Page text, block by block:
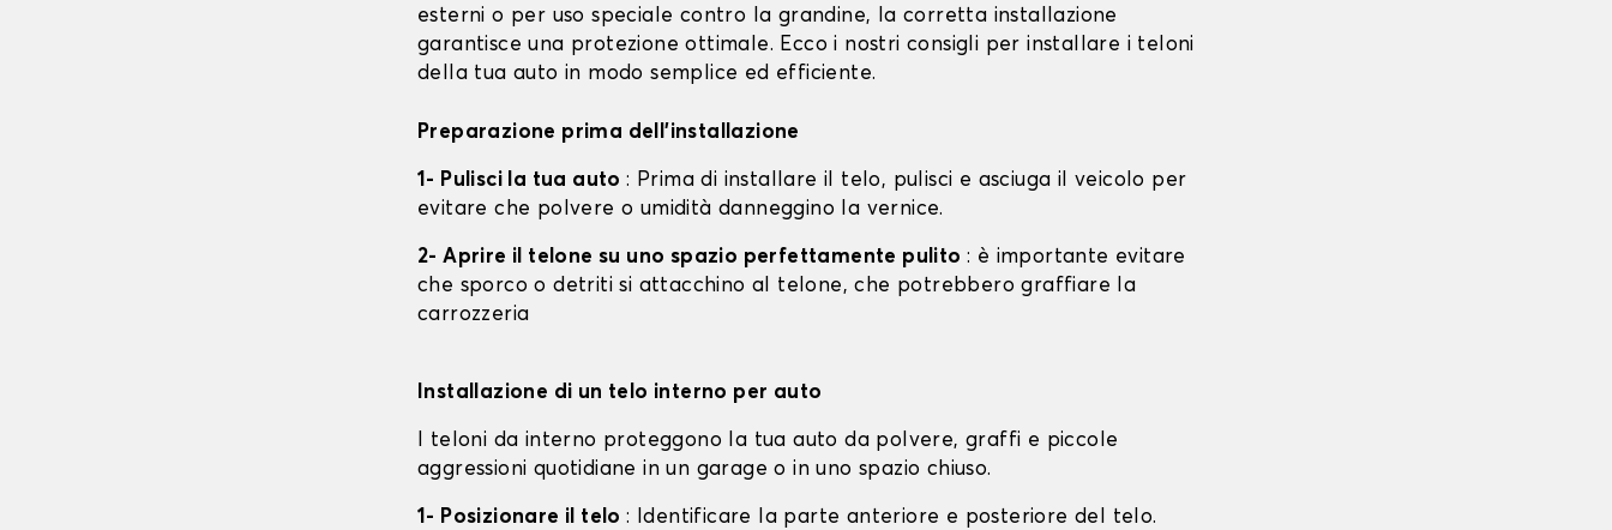
esterni o per uso speciale contro la grandine, la corretta installazione
garantisce una protezione ottimale. Ecco i nostri consigli per installare i teloni
della tua auto in modo semplice ed efficiente.
Preparazione prima dell'installazione
1- Pulisci la tua auto: Prima di installare il telo, pulisci e asciuga il veicolo per
evitare che polvere o umidità danneggino la vernice.
2- Aprire il telone su uno spazio perfettamente pulito : è importante evitare
che sporco o detriti si attacchino al telone, che potrebbero graffiare la
carrozzeria
Installazione di un telo interno per auto
I teloni da interno proteggono la tua auto da polvere, graffi e piccole
aggressioni quotidiane in un garage o in uno spazio chiuso.
1- Posizionare il telo: Identificare la parte anteriore e posteriore del telo.